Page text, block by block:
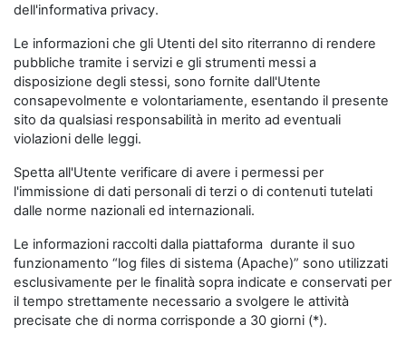
dell'informativa privacy.
Le informazioni che gli Utenti del sito riterranno di rendere
pubbliche tramite i servizi e gli strumenti messi a
disposizione degli stessi, sono fornite dall'Utente
consapevolmente e volontariamente, esentando il presente
sito da qualsiasi responsabilità in merito ad eventuali
violazioni delle leggi.
Spetta all'Utente verificare di avere i permessi per
l'immissione di dati personali di terzi o di contenuti tutelati
dalle norme nazionali ed internazionali.
Le informazioni raccolti dalla piattaforma durante il suo
funzionamento “log files di sistema (Apache)” sono utilizzati
esclusivamente per le finalità sopra indicate e conservati per
il tempo strettamente necessario a svolgere le attività
precisate che di norma corrisponde a 30 giorni (*).